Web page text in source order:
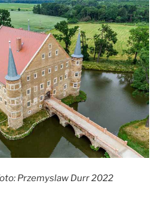
Przemyslaw Durr 2022